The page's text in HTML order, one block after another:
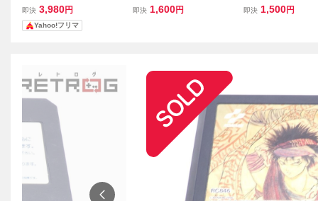
ァミコン コナミ
即決 3,980円
Yahoo!フリマ
ARA2 マダラ2 /スーパ
即決 1,600円
み】魍魎戦記 マ
即決 1,500円